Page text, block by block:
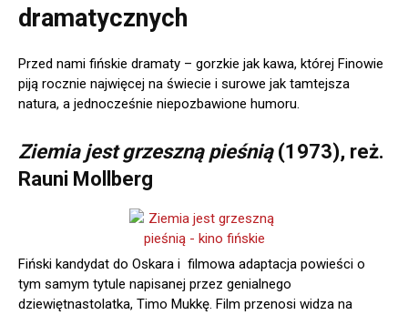
dramatycznych
Przed nami fińskie dramaty – gorzkie jak kawa, której Finowie
piją rocznie najwięcej na świecie i surowe jak tamtejsza
natura, a jednocześnie niepozbawione humoru.
Ziemia jest grzeszną pieśnią (1973), reż.
Rauni Mollberg
Fiński kandydat do Oskara i filmowa adaptacja powieści o
tym samym tytule napisanej przez genialnego
dziewiętnastolatka, Timo Mukkę. Film przenosi widza na